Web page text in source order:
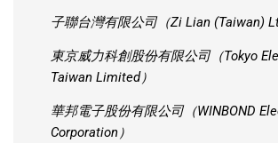
子聯台灣有限公司（Zi Lian (Taiwan)
東京威力科創股份有限公司（Tokyo
Taiwan Limited）
華邦電子股份有限公司（WINBOND
Corporation）